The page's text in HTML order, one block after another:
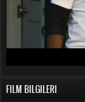
FILM BILGILERI